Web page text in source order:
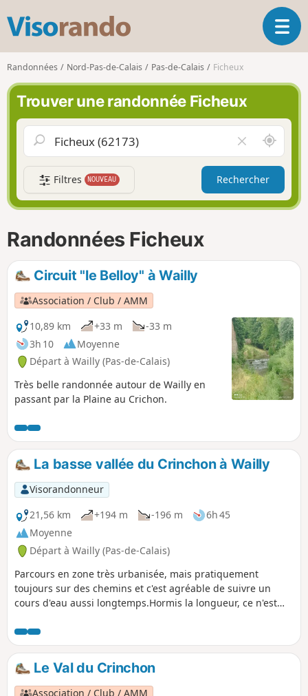
s
o
r
n
d
o
O
u
l
a
i
g
o
Randonnées Nord-Pas-de-Calais Pas-de-Calais Ficheux
Trouver une randonnée Ficheux
i
d
e
r
l
A
u
t
u
r
Filtres NOUVEAU Rechercher
Randonnées Ficheux
Circuit "le Belloy" à Wailly
Association / Club / AMM
10,89 km
+33 m
-33 m
3h 10
Moyenne
Départ à Wailly (Pas-de-Calais)
Très belle randonnée autour de Wailly en
passant par la Plaine au Crichon.
La basse vallée du Crinchon à Wailly
Visorandonneur
21,56 km
+194 m -196 m
6h 45
Moyenne
Départ à Wailly (Pas-de-Calais)
Parcours en zone très urbanisée, mais pratiquement
toujours sur des chemins et c'est agréable de suivre un
cours d'eau aussi longtemps.Hormis la longueur, ce n'est
panneaux explicatifs, d'abord entre Agny et Wailly, puis
dans Rivière. Autrefois, on voyait de nombreux chevreuils
au début de la balade (près du bois "Le Marché à Dieu),
mais je n'en ai plus vu depuis la construction de la Rocade
Sud.
Le Val du Crinchon
Association / Club / AMM